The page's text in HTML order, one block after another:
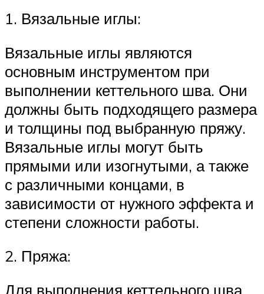
1. Вязальные иглы:
Вязальные иглы являются
основным инструментом при
выполнении кеттельного шва. Они
должны быть подходящего размера
и толщины под выбранную пряжу.
Вязальные иглы могут быть
прямыми или изогнутыми, а также
с различными концами, в
зависимости от нужного эффекта и
степени сложности работы.
2. Пряжа:
Для выполнения кеттельного шва